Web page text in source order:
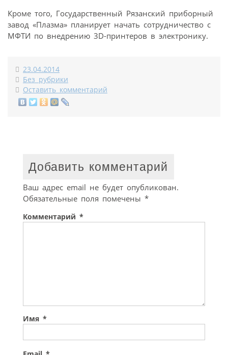
Кроме того, Государственный Рязанский приборный
завод «Плазма» планирует начать сотрудничество с
МФТИ по внедрению 3D-принтеров в электронику.
23.04.2014
Без рубрики
Оставить комментарий
Добавить комментарий
Ваш адрес email не будет опубликован.
Обязательные поля помечены *
Комментарий *
Имя *